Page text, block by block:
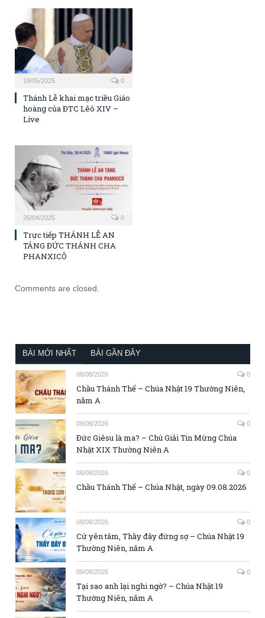
18/05/2025 0
Thánh Lễ khai mạc triều Giáo
hoàng của ĐTC Lêô XIV –
Live
26/04/2025 0
Trực tiếp THÁNH LỄ AN
TÁNG ĐỨC THÁNH CHA
PHANXICÔ
Comments are closed.
BÀI MỚI NHẤT BÀI GẦN ĐÂY
08/08/2026 0
Chầu Thánh Thể – Chúa Nhật 19 Thường Niên,
năm A
08/08/2026 0
Đức Giêsu là ma? – Chú Giải Tin Mừng Chúa
Nhật XIX Thường Niên A
08/08/2026 0
Chầu Thánh Thể – Chúa Nhật, ngày 09.08.2026
08/08/2026 0
Cứ yên tâm, Thầy đây đừng sợ – Chúa Nhật 19
Thường Niên, năm A
08/08/2026 0
Tại sao anh lại nghi ngờ? – Chúa Nhật 19
Thường Niên, năm A